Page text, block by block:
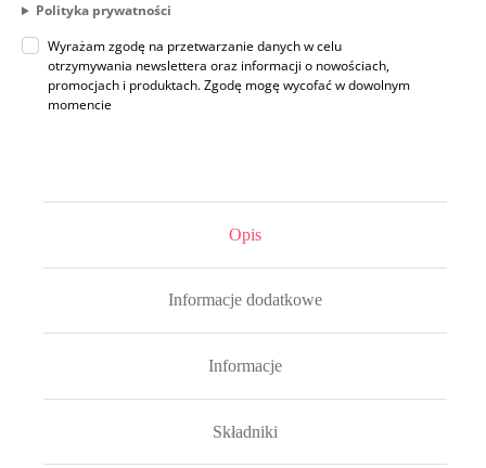
Polityka prywatności
Wyrażam zgodę na przetwarzanie danych w celu
otrzymywania newslettera oraz informacji o nowościach,
promocjach i produktach. Zgodę mogę wycofać w dowolnym
momencie
Opis
Informacje dodatkowe
Informacje
Składniki